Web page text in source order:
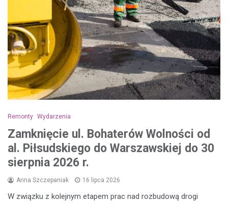
Remonty Wydarzenia
Zamknięcie ul. Bohaterów Wolności od
al. Piłsudskiego do Warszawskiej do 30
sierpnia 2026 r.
Anna Szczepaniak 16 lipca 2026
W związku z kolejnym etapem prac nad rozbudową drogi